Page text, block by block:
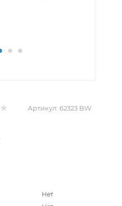
Артикул: 62323 BW
Нет